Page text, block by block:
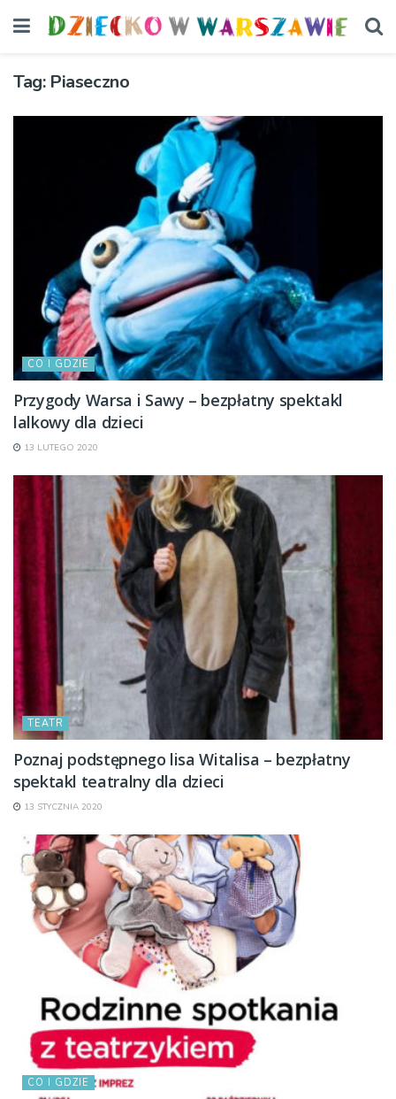
Tag: Piaseczno
CO I GDZIE
Przygody Warsa i Sawy – bezpłatny spektakl
lalkowy dla dzieci
13 LUTEGO 2020
TEATR
Poznaj podstępnego lisa Witalisa – bezpłatny
spektakl teatralny dla dzieci
13 STYCZNIA 2020
CO I GDZIE